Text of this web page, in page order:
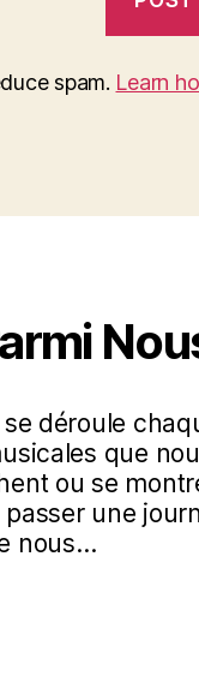
spam. Learn
se déroule
que
ou se
une
nous…